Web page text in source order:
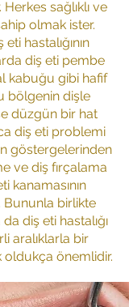
sağlıklı ve
olmak ister.
hastalığının
diş eti pembe
kabuğu gibi hafif
bölgenin dişle
düzgün bir hat
diş eti problemi
göstergelerinden
ve diş fırçalama
kanamasının
birlikte
diş eti hastalığı
aralıklarla bir
önemlidir.